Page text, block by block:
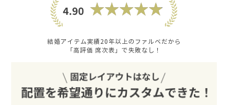
結婚アイテム実績20年以上のファルベだから
「高評価 席次表」で失敗なし！